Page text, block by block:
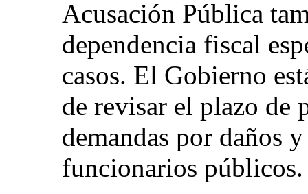
Acusación Pública
dependencia fiscal
casos. El Gobierno
de revisar el plazo de
demandas por daños
funcionarios públicos.